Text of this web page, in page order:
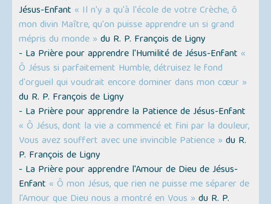
Jésus-Enfant « Il n'y a qu'à l'école de votre Crèche, ô
mon divin Maître, qu'on puisse apprendre un si grand
mépris du monde » du R. P. François de Ligny
- La Prière pour apprendre l'Humilité de Jésus-Enfant «
Ô Jésus si parfaitement Humble, détruisez le fond
d'orgueil qui voudrait encore dominer dans mon cœur »
du R. P. François de Ligny
- La Prière pour apprendre la Patience de Jésus-Enfant
« Ô Jésus, dont la vie a commencé et fini par la douleur,
Vous avez souffert avec une invincible Patience » du R.
P. François de Ligny
- La Prière pour apprendre l'Amour de Dieu de Jésus-
Enfant « Ô mon Jésus, que rien ne puisse me séparer de
l'Amour que Dieu nous a montré en Vous » du R. P.